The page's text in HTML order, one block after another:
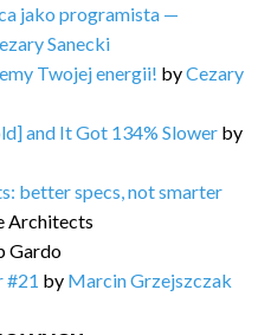
jako programista —
Sanecki
Twojej energii! byCezary
and It Got 134% Slower by
better specs, not smarter
Architects
Gardo
#21 by Marcin Grzejszczak